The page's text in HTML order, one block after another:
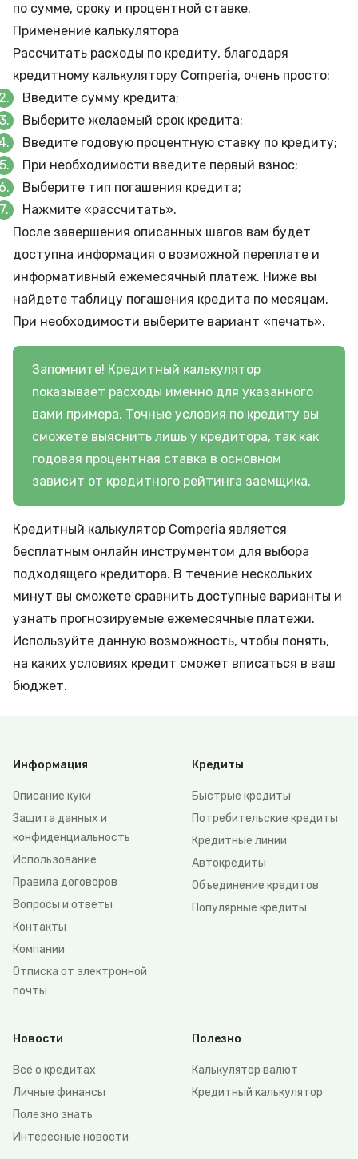
по сумме, сроку и процентной ставке.
Применение калькулятора
Рассчитать расходы по кредиту, благодаря
кредитному калькулятору Comperia, очень просто:
Введите сумму кредита;
Выберите желаемый срок кредита;
Введите годовую процентную ставку по кредиту;
При необходимости введите первый взнос;
Выберите тип погашения кредита;
Нажмите «рассчитать».
После завершения описанных шагов вам будет
доступна информация о возможной переплате и
информативный ежемесячный платеж. Ниже вы
найдете таблицу погашения кредита по месяцам.
При необходимости выберите вариант «печать».
Запомните! Кредитный калькулятор
показывает расходы именно для указанного
вами примера. Точные условия по кредиту вы
сможете выяснить лишь у кредитора, так как
годовая процентная ставка в основном
зависит от кредитного рейтинга заемщика.
Кредитный калькулятор Comperia является
бесплатным онлайн инструментом для выбора
подходящего кредитора. В течение нескольких
минут вы сможете сравнить доступные варианты и
узнать прогнозируемые ежемесячные платежи.
Используйте данную возможность, чтобы понять,
на каких условиях кредит сможет вписаться в ваш
бюджет.
Информация
Описание куки
Защита данных и
конфиденциальность
Использование
Правила договоров
Вопросы и ответы
Контакты
Компании
Отписка от электронной
почты
Кредиты
Быстрые кредиты
Потребительские кредиты
Кредитные линии
Автокредиты
Объединение кредитов
Популярные кредиты
Новости
Все о кредитах
Личные финансы
Полезно знать
Интересные новости
Полезно
Калькулятор валют
Кредитный калькулятор